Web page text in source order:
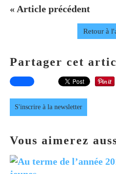
« Article précédent
Retour à
Partager cet
S'inscrire à la newsletter
Vous aimerez